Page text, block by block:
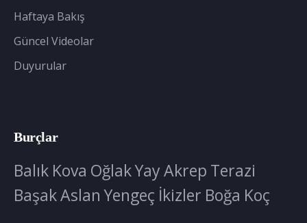
Haftaya Bakış
Güncel Videolar
Duyurular
Burçlar
Balık Kova OğlakYayAkrep Terazi
BaşakAslan Yengeç İkizler Boğa Koç